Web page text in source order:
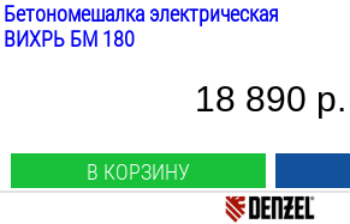
Бетономешалка электрическая
ВИХРЬ БМ 180
18 890 р.
В КОРЗИНУ